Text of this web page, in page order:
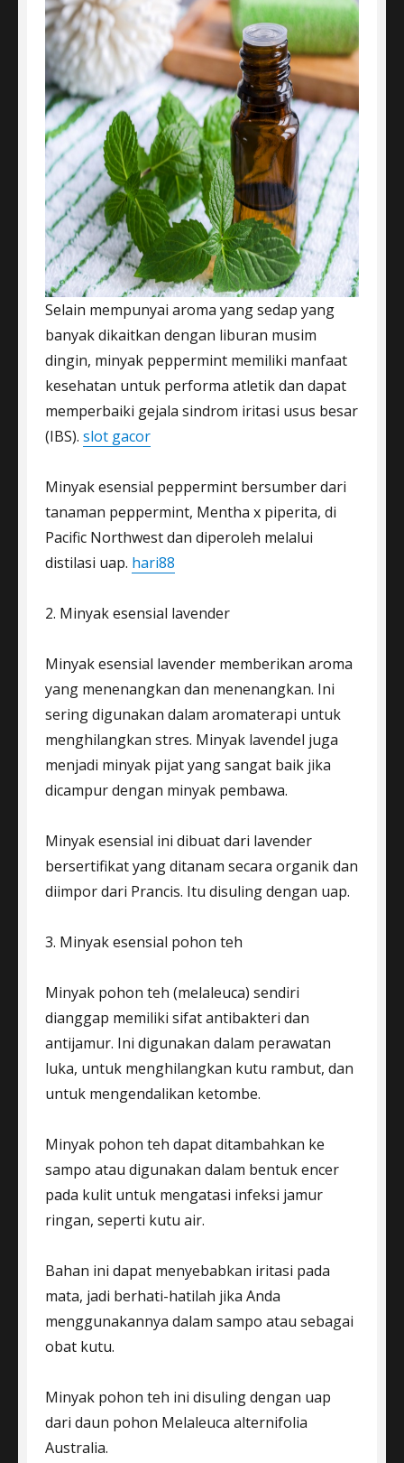
Selain mempunyai aroma yang sedap yang
banyak dikaitkan dengan liburan musim
dingin, minyak peppermint memiliki manfaat
kesehatan untuk performa atletik dan dapat
memperbaiki gejala sindrom iritasi usus besar
(IBS). slot gacor
Minyak esensial peppermint bersumber dari
tanaman peppermint, Mentha x piperita, di
Pacific Northwest dan diperoleh melalui
distilasi uap. hari88
2. Minyak esensial lavender
Minyak esensial lavender memberikan aroma
yang menenangkan dan menenangkan. Ini
sering digunakan dalam aromaterapi untuk
menghilangkan stres. Minyak lavendel juga
menjadi minyak pijat yang sangat baik jika
dicampur dengan minyak pembawa.
Minyak esensial ini dibuat dari lavender
bersertifikat yang ditanam secara organik dan
diimpor dari Prancis. Itu disuling dengan uap.
3. Minyak esensial pohon teh
Minyak pohon teh (melaleuca) sendiri
dianggap memiliki sifat antibakteri dan
antijamur. Ini digunakan dalam perawatan
luka, untuk menghilangkan kutu rambut, dan
untuk mengendalikan ketombe.
Minyak pohon teh dapat ditambahkan ke
sampo atau digunakan dalam bentuk encer
pada kulit untuk mengatasi infeksi jamur
ringan, seperti kutu air.
Bahan ini dapat menyebabkan iritasi pada
mata, jadi berhati-hatilah jika Anda
menggunakannya dalam sampo atau sebagai
obat kutu.
Minyak pohon teh ini disuling dengan uap
dari daun pohon Melaleuca alternifolia
Australia.